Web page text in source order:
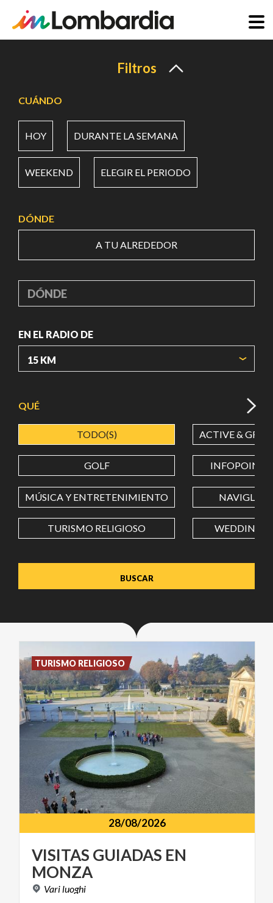
principal
Filtros
CUÁNDO
HOY DURANTE LA SEMANA
WEEKEND ELEGIR EL PERIODO
DÓNDE
A TU ALREDEDOR
DÓNDE
EN EL RADIO DE
LONGITUD
Value in decimal degrees. Use dot (.) as decimal separator.
QUÉ
TODO(S) ACTIVE &
GOLF INFOPOINT
MÚSICA Y ENTRETENIMIENTO NAVIGLI
TURISMO RELIGIOSO WEDDING
28/08/2026
VISITAS GUIADAS EN
MONZA
Variluoghi
TURISMO RELIGIOSO